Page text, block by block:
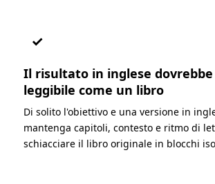
✓
Il risultato in inglese
leggibile come un libro
Di solito l'obiettivo e una versione in
mantenga capitoli, contesto e ritmo di
schiacciare il libro originale in blocchi